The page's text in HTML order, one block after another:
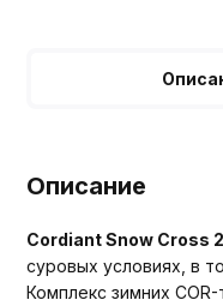
Описание
Cordiant Snow Cross 2
суровых условиях, в
Комплекс зимних